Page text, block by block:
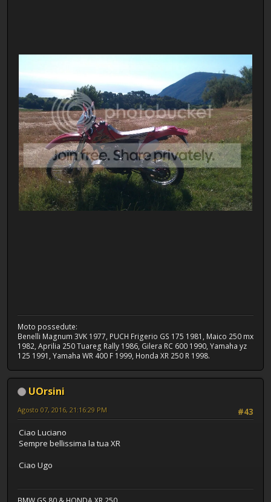
Moto possedute:
Benelli Magnum 3VK 1977, PUCH Frigerio GS 175 1981, Maico 250 mx
1982, Aprilia 250 Tuareg Rally 1986, Gilera RC 600 1990, Yamaha yz
125 1991, Yamaha WR 400 F 1999, Honda XR 250 R 1998.
UOrsini
#43
Agosto 07, 2016, 21:16:29 PM
Ciao Luciano
Sempre bellissima la tua XR
Ciao Ugo